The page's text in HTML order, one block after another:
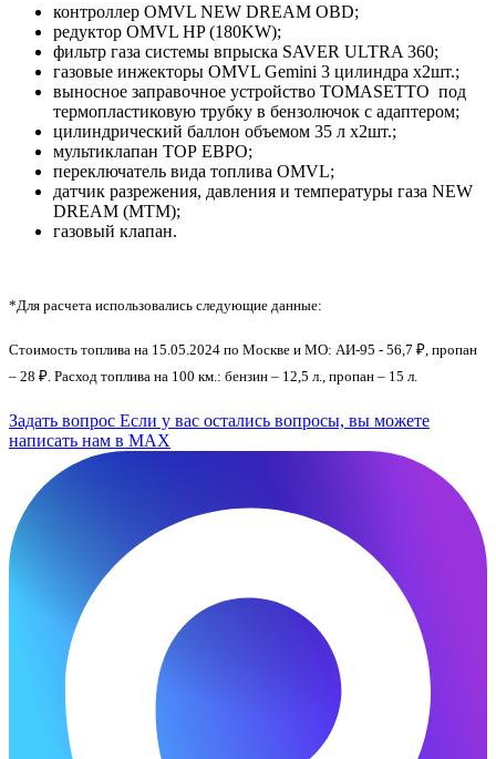
контроллер OMVL NEW DREAM OBD;
редуктор OMVL HP (180KW);
фильтр газа системы впрыска SAVER ULTRA 360;
газовые инжекторы OMVL Gemini 3 цилиндра х2шт.;
выносное заправочное устройство TOMASETTO под
термопластиковую трубку в бензолючок с адаптером;
цилиндрический баллон объемом 35 л х2шт.;
мультиклапан ТОР ЕВРО;
переключатель вида топлива OMVL;
датчик разрежения, давления и температуры газа NEW
DREAM (MTM);
газовый клапан.
*Для расчета использовались следующие данные:
Стоимость топлива на 15.05.2024 по Москве и МО: АИ-95 - 56,7 ₽, пропан
– 28 ₽. Расход топлива на 100 км.: бензин – 12,5 л., пропан – 15 л.
Задать вопрос Если у вас остались вопросы, вы можете
написать нам в MAX